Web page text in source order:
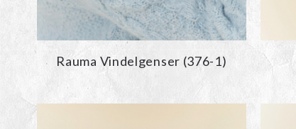
Rauma Vindelgenser (376-1)